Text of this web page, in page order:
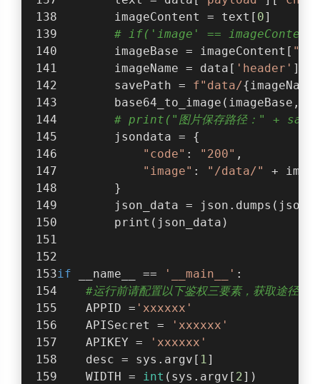
        imageContent = text[
0]
# if('image' ==
        imageBase = imageContent[
        imageName = data[
'header' ][
        savePath =
f"data/
# print("图片保存路径：" +
        jsondata = {
"code" : "200" ,
"image" : "/data/"
+
        }
json_data =
        print(json_data)
if __name__ == '__main__' :
#运行前请配置以下鉴权三要素，获
    APPID =
'xxxxxx'
    APISecret =
'xxxxxx'
    APIKEY =
'xxxxxx'
    desc = sys.argv[
1]
    WIDTH =
int (sys.argv[ 2])